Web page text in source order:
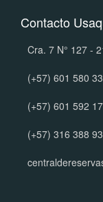
Contacto
Cra. 7 N° 127 -
(+57) 601 580
(+57) 601 592
(+57) 316 388